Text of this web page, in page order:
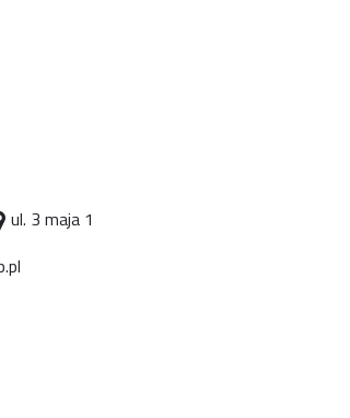
ul. 3 maja 1